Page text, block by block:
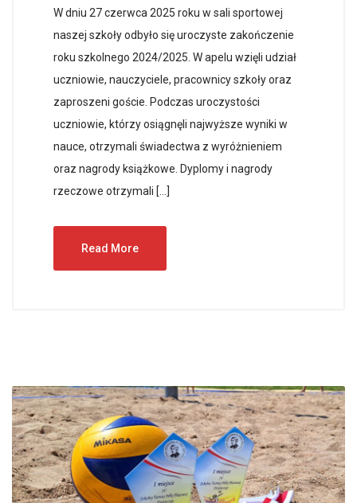
W dniu 27 czerwca 2025 roku w sali sportowej
naszej szkoły odbyło się uroczyste zakończenie
roku szkolnego 2024/2025. W apelu wzięli udział
uczniowie, nauczyciele, pracownicy szkoły oraz
zaproszeni goście. Podczas uroczystości
uczniowie, którzy osiągnęli najwyższe wyniki w
nauce, otrzymali świadectwa z wyróżnieniem
oraz nagrody książkowe. Dyplomy i nagrody
rzeczowe otrzymali […]
Read More